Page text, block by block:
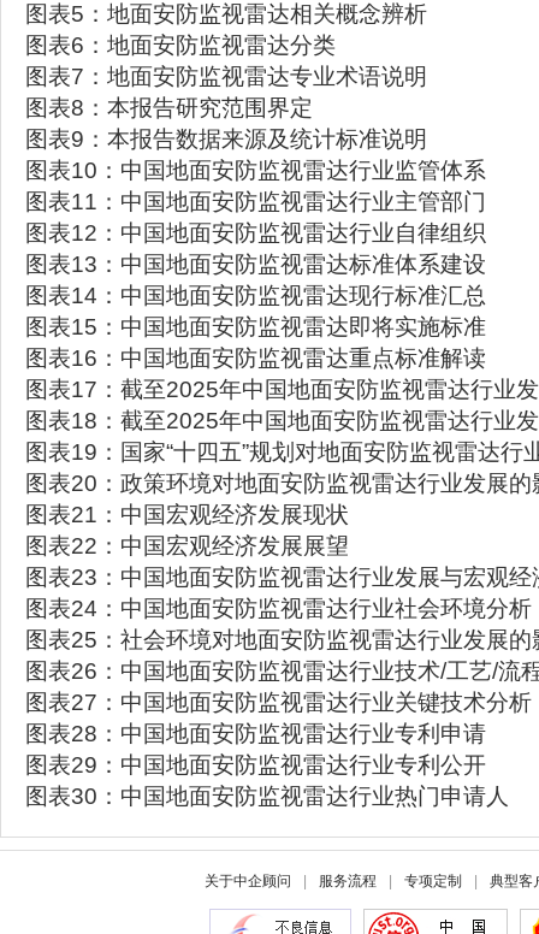
图表5：地面安防监视雷达相关概念辨析
图表6：地面安防监视雷达分类
图表7：地面安防监视雷达专业术语说明
图表8：本报告研究范围界定
图表9：本报告数据来源及统计标准说明
图表10：中国地面安防监视雷达行业监管体系
图表11：中国地面安防监视雷达行业主管部门
图表12：中国地面安防监视雷达行业自律组织
图表13：中国地面安防监视雷达标准体系建设
图表14：中国地面安防监视雷达现行标准汇总
图表15：中国地面安防监视雷达即将实施标准
图表16：中国地面安防监视雷达重点标准解读
图表17：截至2025年中国地面安防监视雷达行业
图表18：截至2025年中国地面安防监视雷达行业
图表19：国家“十四五”规划对地面安防监视雷达行
图表20：政策环境对地面安防监视雷达行业发展的
图表21：中国宏观经济发展现状
图表22：中国宏观经济发展展望
图表23：中国地面安防监视雷达行业发展与宏观
图表24：中国地面安防监视雷达行业社会环境分析
图表25：社会环境对地面安防监视雷达行业发展的
图表26：中国地面安防监视雷达行业技术/工艺/流
图表27：中国地面安防监视雷达行业关键技术分析
图表28：中国地面安防监视雷达行业专利申请
图表29：中国地面安防监视雷达行业专利公开
图表30：中国地面安防监视雷达行业热门申请人
关于中企顾问 服务流程 专项定制 典型客